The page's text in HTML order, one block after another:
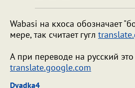
Wabasi на кхоса обозначает
мере, так считает гугл
А при переводе на русский
translate.google.com
Dyadka4